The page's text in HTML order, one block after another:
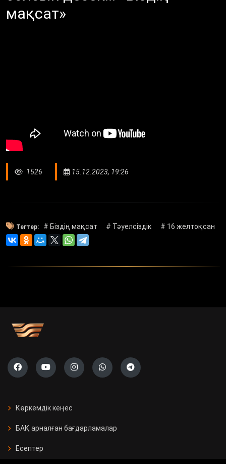
мақсат»
1526 15.12.2023, 19:26
Тегтер: # Біздің мақсат # Тәуелсіздік # 16 желтоқсан
Көркемдік кеңес
БАҚ арналған бағдарламалар
Есептер